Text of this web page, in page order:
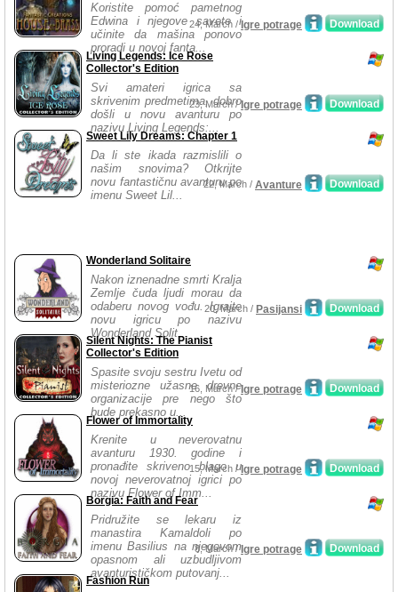
Koristite pomoć pametnog
Edwina i njegove savete i
učinite da mašina ponovo
proradi u novoj fanta...
Download
24, March / Igre potrage
Living Legends: Ice Rose
Collector's Edition
Svi amateri igrica sa
skrivenim predmetima, dobro
došli u novu avanturu po
nazivu Living Legends:...
Download
23, March /Igre potrage
Sweet Lily Dreams: Chapter 1
Da li ste ikada razmislili o
našim snovima? Otkrijte
novu fantastičnu avanturu po
imenu Sweet Lil...
Download
22, March / Avanture
Wonderland Solitaire
Nakon iznenadne smrti Kralja
Zemlje čuda ljudi morau da
odaberu novog vođu. Igrajte
novu igricu po nazivu
Wonderland Solit...
Download
20, March / Pasijansi
Silent Nights: The Pianist
Collector's Edition
Spasite svoju sestru Ivetu od
misteriozne užasne drevne
organizacije pre nego što
bude prekasno u...
Download
16, March /Igre potrage
Flower of Immortality
Krenite u neverovatnu
avanturu 1930. godine i
pronađite skriveno blago u
novoj neverovatnoj igrici po
nazivu Flower of Imm...
Download
15, March /Igre potrage
Borgia: Faith and Fear
Pridružite se lekaru iz
manastira Kamaldoli po
imenu Basilius na njegovom
opasnom ali uzbudljivom
avanturističkom putovanj...
Download
8, March / Igre potrage
Fashion Run